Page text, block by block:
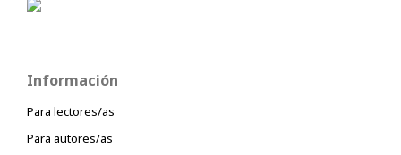
Información
Para lectores/as
Para autores/as